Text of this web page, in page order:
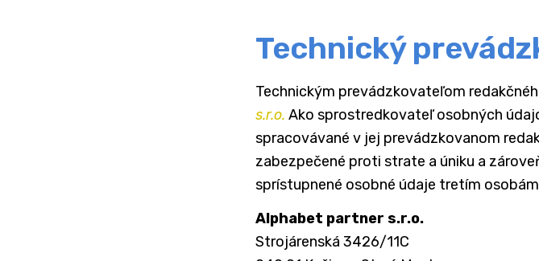
Technický
Technickým prevádzkovateľom
s.r.o. Ako sprostredkovateľ osobných
spracovávané v jej prevádzkovanom
zabezpečené proti strate a úniku a
sprístupnené osobné údaje tretím
Alphabet partner s.r.o.
Strojárenská 3426/11C